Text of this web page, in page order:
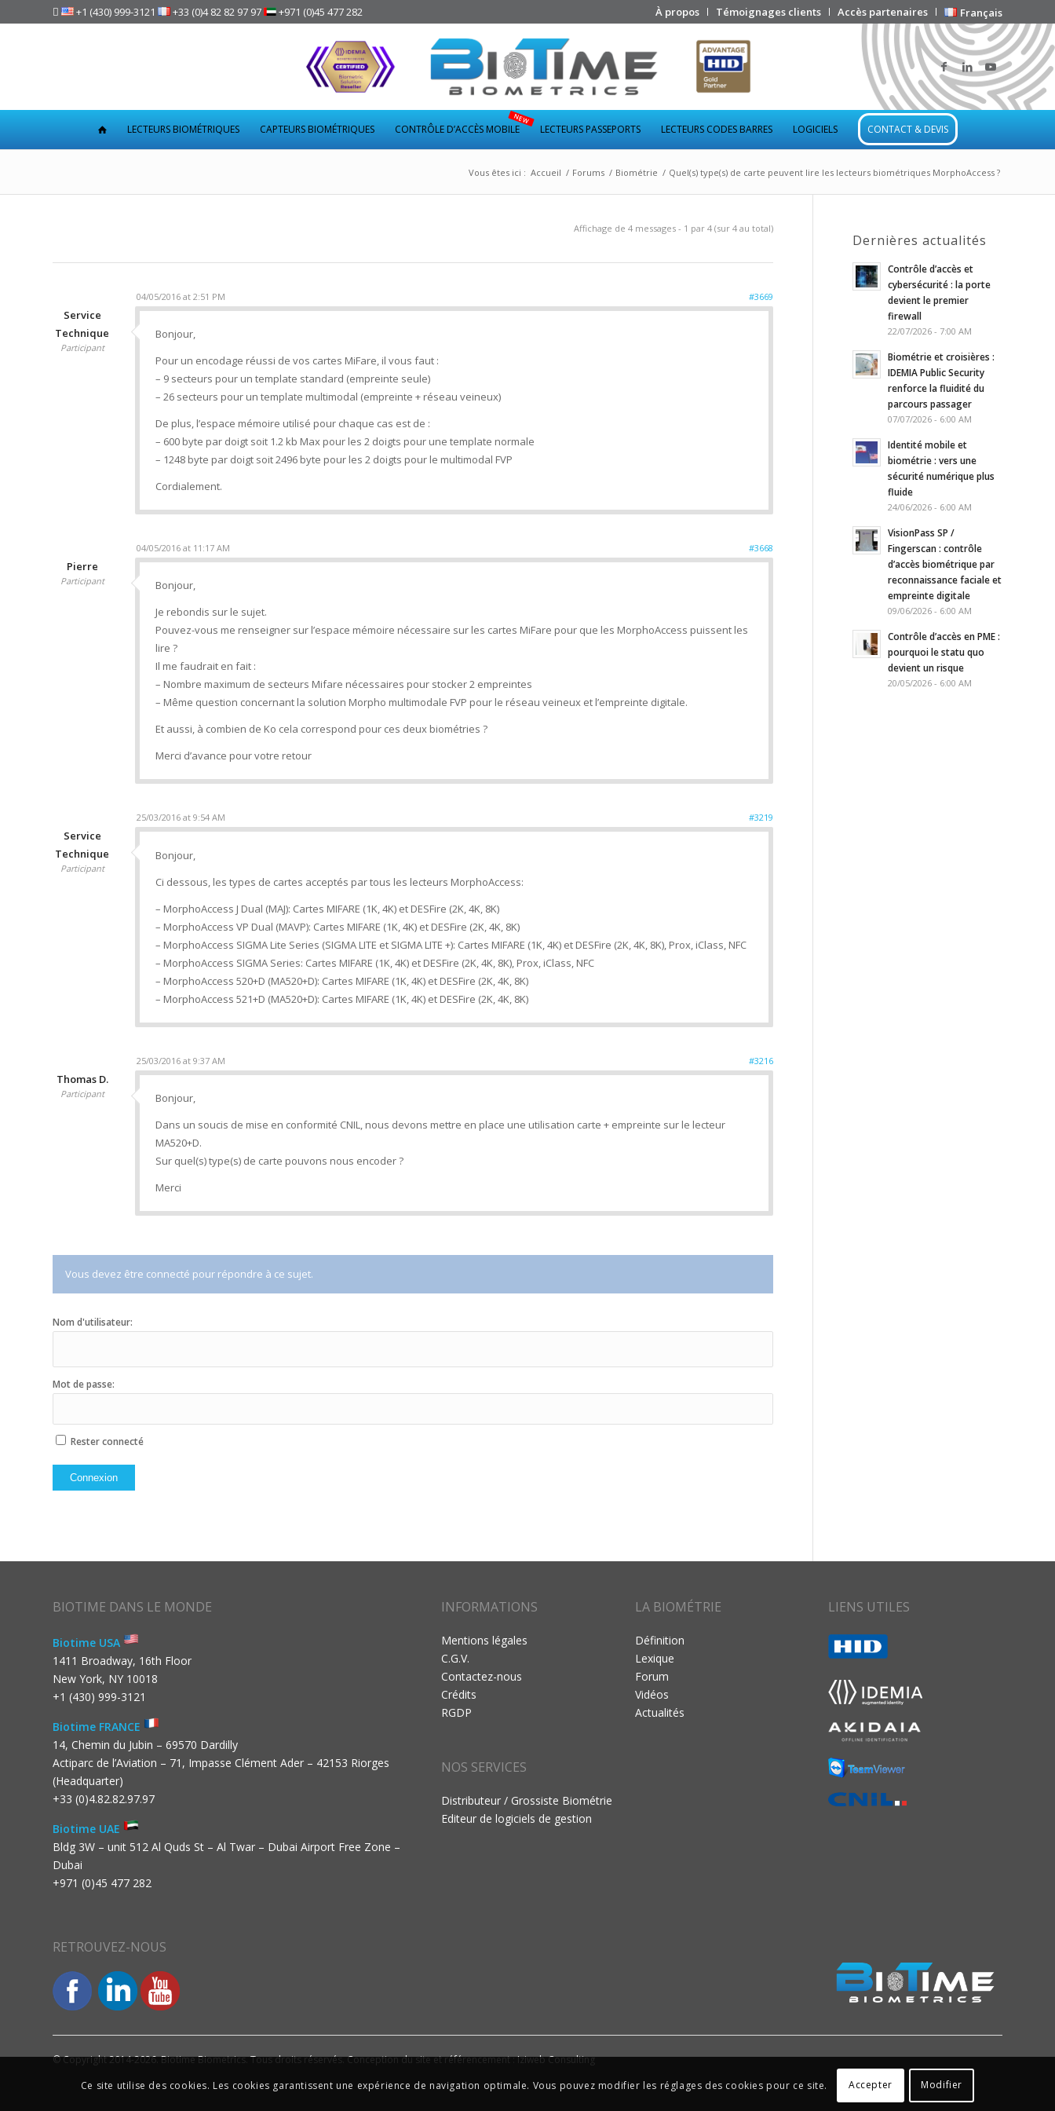
À propos Témoignages clients Accès partenaires Français
 +1 (430) 999-3121 +33 (0)4 82 82 97 97 +971 (0)45 477 282
LECTEURS BIOMÉTRIQUES CAPTEURS BIOMÉTRIQUES CONTRÔLE D’ACCÈS MOBILE LECTEURS PASSEPORTS LECTEURS CODES BARRES LOGICIELS CONTACT & DEVIS
Vous êtes ici : Accueil / Forums / Biométrie / Quel(s) type(s) de carte peuvent lire les lecteurs biométriques MorphoAccess ?
Affichage de 4 messages - 1 par 4 (sur 4 au total)
04/05/2016 at 2:51 PM #3669
Service
Technique
Participant
Bonjour,
Pour un encodage réussi de vos cartes MiFare, il vous faut :
– 9 secteurs pour un template standard (empreinte seule)
– 26 secteurs pour un template multimodal (empreinte + réseau veineux)
De plus, l’espace mémoire utilisé pour chaque cas est de :
– 600 byte par doigt soit 1.2 kb Max pour les 2 doigts pour une template normale
– 1248 byte par doigt soit 2496 byte pour les 2 doigts pour le multimodal FVP
Cordialement.
04/05/2016 at 11:17 AM #3668
Pierre
Participant
Bonjour,
Je rebondis sur le sujet.
Pouvez-vous me renseigner sur l’espace mémoire nécessaire sur les cartes MiFare pour que les MorphoAccess puissent les
lire ?
Il me faudrait en fait :
– Nombre maximum de secteurs Mifare nécessaires pour stocker 2 empreintes
– Même question concernant la solution Morpho multimodale FVP pour le réseau veineux et l’empreinte digitale.
Et aussi, à combien de Ko cela correspond pour ces deux biométries ?
Merci d’avance pour votre retour
25/03/2016 at 9:54 AM #3219
Service
Technique
Participant
Bonjour,
Ci dessous, les types de cartes acceptés par tous les lecteurs MorphoAccess:
– MorphoAccess J Dual (MAJ): Cartes MIFARE (1K, 4K) et DESFire (2K, 4K, 8K)
– MorphoAccess VP Dual (MAVP): Cartes MIFARE (1K, 4K) et DESFire (2K, 4K, 8K)
– MorphoAccess SIGMA Lite Series (SIGMA LITE et SIGMA LITE +): Cartes MIFARE (1K, 4K) et DESFire (2K, 4K, 8K), Prox, iClass, NFC
– MorphoAccess SIGMA Series: Cartes MIFARE (1K, 4K) et DESFire (2K, 4K, 8K), Prox, iClass, NFC
– MorphoAccess 520+D (MA520+D): Cartes MIFARE (1K, 4K) et DESFire (2K, 4K, 8K)
– MorphoAccess 521+D (MA520+D): Cartes MIFARE (1K, 4K) et DESFire (2K, 4K, 8K)
25/03/2016 at 9:37 AM #3216
Thomas D.
Participant
Bonjour,
Dans un soucis de mise en conformité CNIL, nous devons mettre en place une utilisation carte + empreinte sur le lecteur
MA520+D.
Sur quel(s) type(s) de carte pouvons nous encoder ?
Merci
Vous devez être connecté pour répondre à ce sujet.
Nom d'utilisateur:
Mot de passe:
Rester connecté
Connexion
Dernières actualités
Contrôle d’accès et
cybersécurité : la porte
devient le premier
firewall
22/07/2026 - 7:00 AM
Biométrie et croisières :
IDEMIA Public Security
renforce la fluidité du
parcours passager
07/07/2026 - 6:00 AM
Identité mobile et
biométrie : vers une
sécurité numérique plus
fluide
24/06/2026 - 6:00 AM
VisionPass SP /
Fingerscan : contrôle
d’accès biométrique par
reconnaissance faciale et
empreinte digitale
09/06/2026 - 6:00 AM
Contrôle d’accès en PME :
pourquoi le statu quo
devient un risque
20/05/2026 - 6:00 AM
BIOTIME DANS LE MONDE
Biotime USA
1411 Broadway, 16th Floor
New York, NY 10018
+1 (430) 999-3121
Biotime FRANCE
14, Chemin du Jubin – 69570 Dardilly
Actiparc de l’Aviation – 71, Impasse Clément Ader – 42153 Riorges
(Headquarter)
+33 (0)4.82.82.97.97
Biotime UAE
Bldg 3W – unit 512 Al Quds St – Al Twar – Dubai Airport Free Zone –
Dubai
+971 (0)45 477 282
INFORMATIONS
Mentions légales
C.G.V.
Contactez-nous
Crédits
RGDP
NOS SERVICES
Distributeur / Grossiste Biométrie
Editeur de logiciels de gestion
LA BIOMÉTRIE
Définition
Lexique
Forum
Vidéos
Actualités
LIENS UTILES
RETROUVEZ-NOUS
© Copyright 2014-2026. Biotime Biometrics. Tous droits réservés. Conception du site et référencement : Iziweb Consulting
Ce site utilise des cookies. Les cookies garantissent une expérience de navigation optimale. Vous pouvez modifier les réglages des cookies pour ce site.
Accepter Modifier